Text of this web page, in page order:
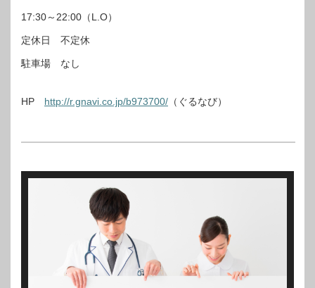
17:30～22:00（L.O）
定休日 不定休
駐車場 なし
HP http://r.gnavi.co.jp/b973700/ （ぐるなび）